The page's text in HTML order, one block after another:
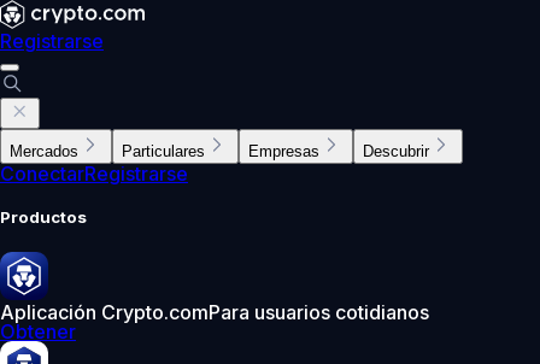
Registrarse
Mercados Particulares Empresas Descubrir
ConectarRegistrarse
Productos
Aplicación Crypto.comPara usuarios cotidianos
Obtener